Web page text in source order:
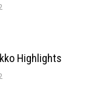
Highlights